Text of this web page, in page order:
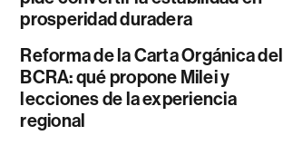
prosperidad duradera
Reforma de la Carta Orgánica del
BCRA: qué propone Milei y
lecciones de la experiencia
regional